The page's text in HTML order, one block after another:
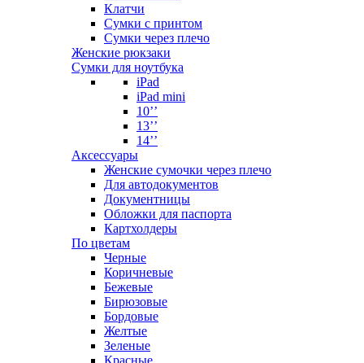
Клатчи
Сумки с принтом
Сумки через плечо
Женские рюкзаки
Сумки для ноутбука
iPad
iPad mini
10’’
13’’
14’’
Аксессуары
Женские сумочки через плечо
Для автодокументов
Документницы
Обложки для паспорта
Картхолдеры
По цветам
Черные
Коричневые
Бежевые
Бирюзовые
Бордовые
Желтые
Зеленые
Красные